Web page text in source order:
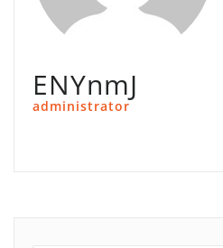
ENYnmJ
administrator